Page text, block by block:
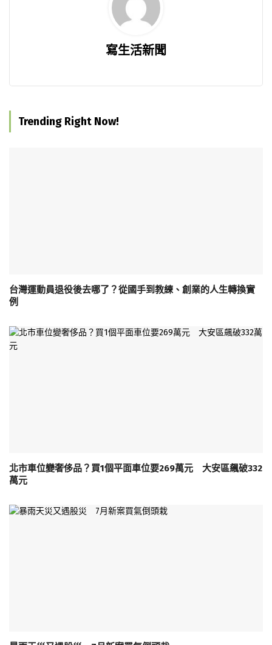
寫生活新聞
Trending Right Now!
台灣運動員退役後去哪了？從國手到教練、創業的人生轉換實
例
北市車位變奢侈品？買1個平面車位要269萬元 大安區飆破332
萬元